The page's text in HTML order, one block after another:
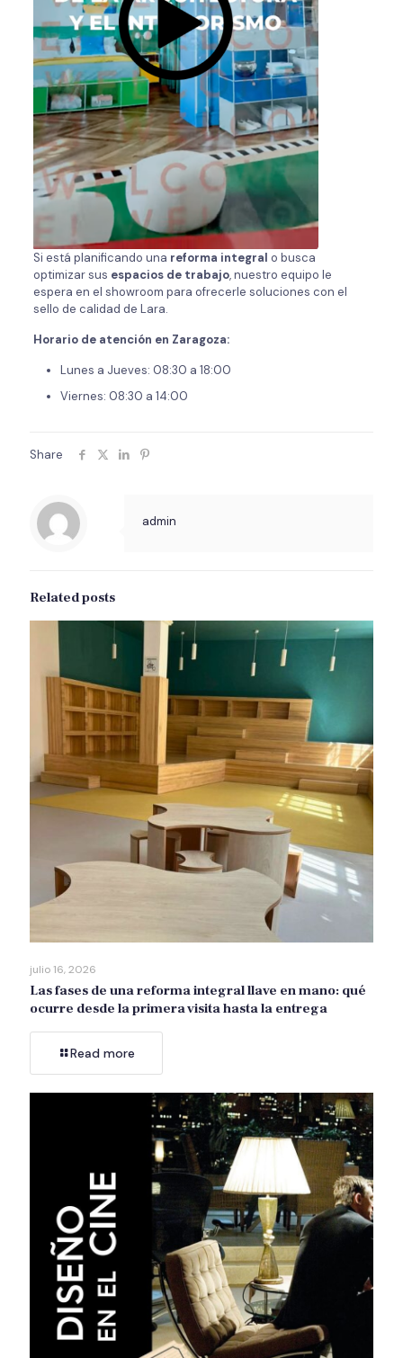
Si está planificando una reforma integral o busca
optimizar sus espacios de trabajo, nuestro equipo le
espera en el showroom para ofrecerle soluciones con el
sello de calidad de Lara.
Horario de atención en Zaragoza:
Lunes a Jueves: 08:30 a 18:00
Viernes: 08:30 a 14:00
Share
admin
Related posts
julio 16, 2026
Las fases de una reforma integral llave en mano: qué
ocurre desde la primera visita hasta la entrega
Read more